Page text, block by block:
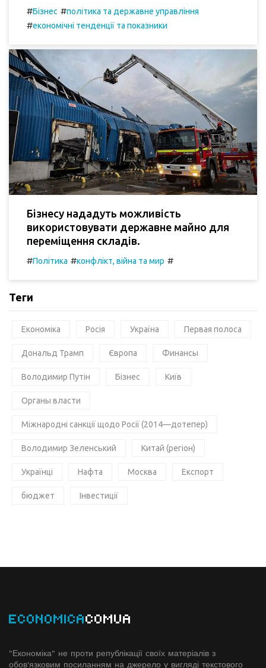
#Бізнес #політика та державне управління
#економічні тенденції та показники
Бізнесу нададуть можливість
використовувати державне майно для
переміщення складів.
#Політика #конфлікт, війна та мир #
Теги
Економіка Росія Україна Первая полоса
Дональд Трамп Європа Финансы
Володимир Путін Бізнес Київ
Органы власти
Міжнародні санкції щодо Росії (2014—дотепер)
Володимир Зеленський Китай (регіон)
Українці Нафта Москва Експорт
бюджет Інвестиції
ECONOMICACOMUA
"Економіка" не проти републікації своїх матеріалів з
обов'язковим посиланням на джерело у вигляді текстового